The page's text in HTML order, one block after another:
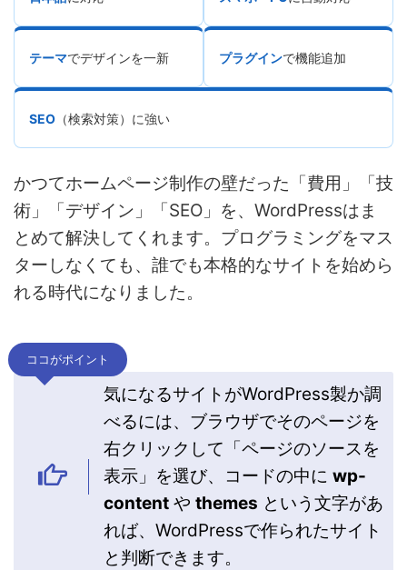
テーマでデザインを一新 プラグインで機能追加
SEO （検索対策）に強い
かつてホームページ制作の壁だった「費用」「技
術」「デザイン」「SEO」を、WordPressはま
とめて解決してくれます。プログラミングをマス
ターしなくても、誰でも本格的なサイトを始めら
れる時代になりました。
ココがポイント
気になるサイトがWordPress製か調
べるには、ブラウザでそのページを
右クリックして「ページのソースを
表示」を選び、コードの中に wp-
contentや themes という文字があ
れば、WordPressで作られたサイト
と判断できます。